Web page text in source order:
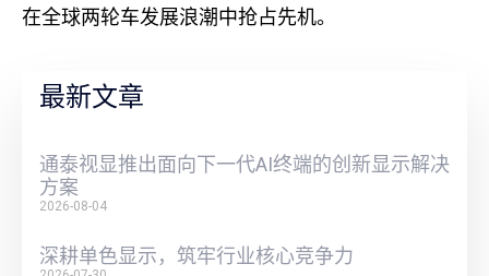
在全球两轮车发展浪潮中抢占先机。
最新文章
通泰视显推出面向下一代AI终端的创新显示解决
方案
2026-08-04
深耕单色显示，筑牢行业核心竞争力